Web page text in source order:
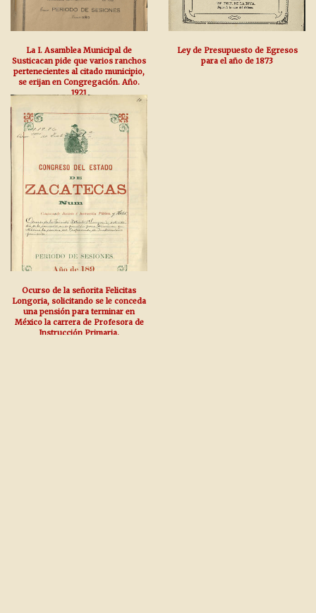
La I. Asamblea Municipal de
Susticacan pide que varios ranchos
pertenecientes al citado municipio,
se erijan en Congregación. Año.
1921
Ley de Presupuesto de Egresos
para el año de 1873
Ocurso de la señorita Felicitas
Longoria, solicitando se le conceda
una pensión para terminar en
México la carrera de Profesora de
Instrucción Primaria.